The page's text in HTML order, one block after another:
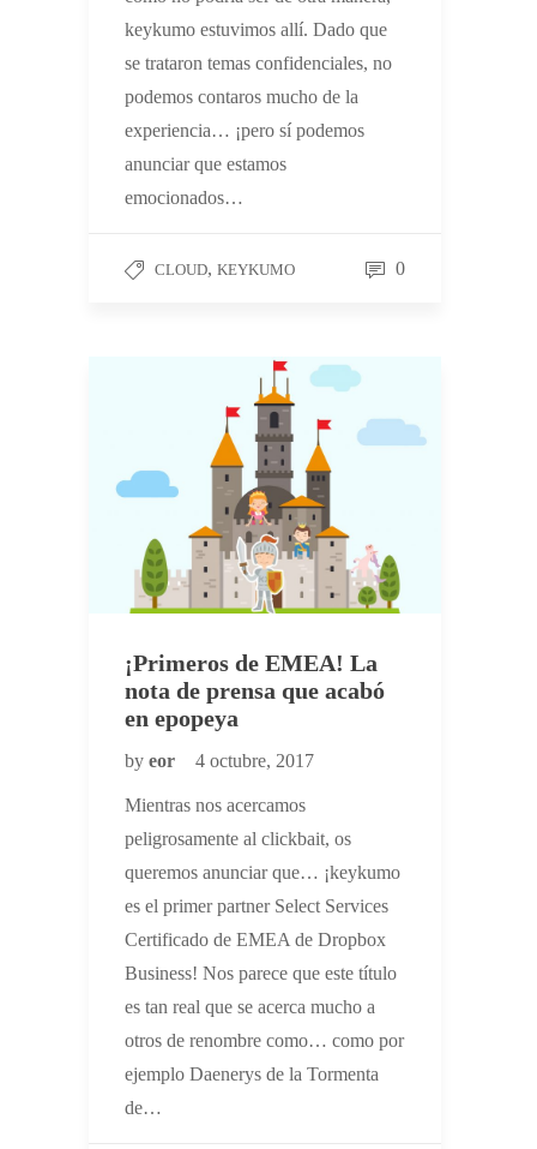
keykumo estuvimos allí. Dado que
se trataron temas confidenciales, no
podemos contaros mucho de la
experiencia… ¡pero sí podemos
anunciar que estamos
emocionados…
CLOUD, KEYKUMO 0
¡Primeros de EMEA! La
nota de prensa que acabó
en epopeya
by eor 4 octubre, 2017
Mientras nos acercamos
peligrosamente al clickbait, os
queremos anunciar que… ¡keykumo
es el primer partner Select Services
Certificado de EMEA de Dropbox
Business! Nos parece que este título
es tan real que se acerca mucho a
otros de renombre como… como por
ejemplo Daenerys de la Tormenta
de…